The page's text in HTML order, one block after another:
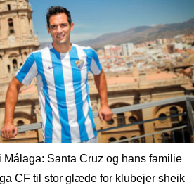
Málaga: Santa Cruz og hans familie
CF til stor glæde for klubejer sheik